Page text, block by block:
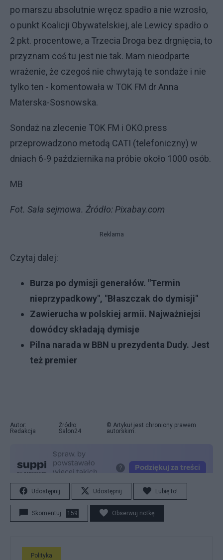
po marszu absolutnie wręcz spadło a nie wzrosło,
o punkt Koalicji Obywatelskiej, ale Lewicy spadło o
2 pkt. procentowe, a Trzecia Droga bez drgnięcia, to
przyznam coś tu jest nie tak. Mam nieodparte
wrażenie, że czegoś nie chwytają te sondaże i nie
tylko ten - komentowała w TOK FM dr Anna
Materska-Sosnowska.
Sondaż na zlecenie TOK FM i OKO.press
przeprowadzono metodą CATI (telefoniczny) w
dniach 6-9 października na próbie około 1000 osób.
MB
Fot. Sala sejmowa. Źródło: Pixabay.com
Reklama
Czytaj dalej:
Burza po dymisji generałów. "Termin
nieprzypadkowy", "Błaszczak do dymisji"
Zawierucha w polskiej armii. Najważniejsi
dowódcy składają dymisje
Pilna narada w BBN u prezydenta Dudy. Jest
też premier
Autor:
Redakcja
Źródło:
Salon24
© Artykuł jest chroniony prawem
autorskim.
Udostępnij Udostępnij Lubię to!
Skomentuj 159 Obserwuj notkę
Polityka